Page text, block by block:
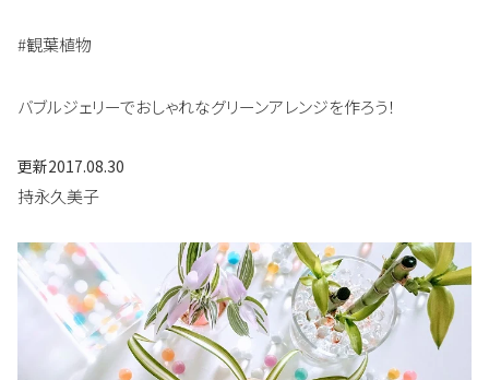
#観葉植物
バブルジェリーでおしゃれなグリーンアレンジを作ろう！
更新2017.08.30
持永久美子